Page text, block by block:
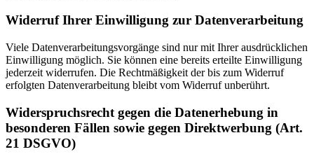
Widerruf Ihrer Einwilligung zur Datenverarbeitung
Viele Datenverarbeitungsvorgänge sind nur mit Ihrer ausdrücklichen
Einwilligung möglich. Sie können eine bereits erteilte Einwilligung
jederzeit widerrufen. Die Rechtmäßigkeit der bis zum Widerruf
erfolgten Datenverarbeitung bleibt vom Widerruf unberührt.
Widerspruchsrecht gegen die Datenerhebung in
besonderen Fällen sowie gegen Direktwerbung (Art.
21 DSGVO)